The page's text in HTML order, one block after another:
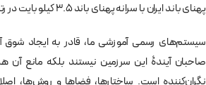
پهنای باند ایران با سرانه پهنای باند 3.5 کیلو بایت در رتبه 115 از 144 کشور است.
سیستم‌های رسمی آموزشی ما، قادر به ایجاد
صاحبان آیندۀ این سرزمین نیستند بلکه مانع